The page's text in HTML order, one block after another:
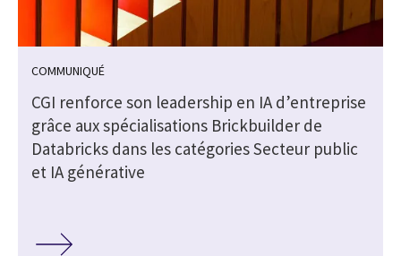
COMMUNIQUÉ
CGI renforce son leadership en IA d’entreprise
grâce aux spécialisations Brickbuilder de
Databricks dans les catégories Secteur public
et IA générative